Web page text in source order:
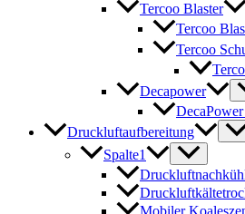
Tercoo Blaster
Tercoo
Tercoo
Decapower
Druckluftaufbereitung
Spalte1
Mobiler